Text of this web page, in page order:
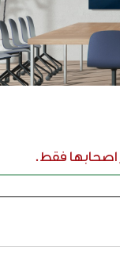
اصحابها فقط.